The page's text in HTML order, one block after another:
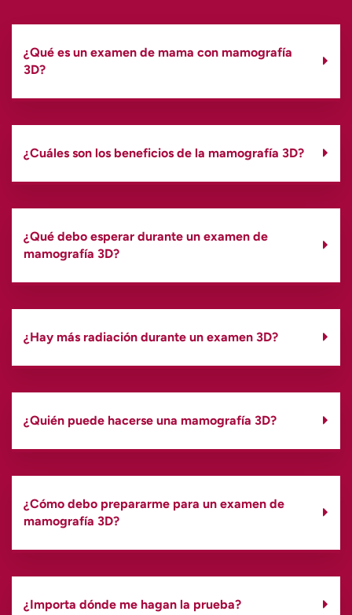
¿Qué es un examen de mama con mamografía
3D?
¿Cuáles son los beneficios de la mamografía 3D?
¿Qué debo esperar durante un examen de
mamografía 3D?
¿Hay más radiación durante un examen 3D?
¿Quién puede hacerse una mamografía 3D?
¿Cómo debo prepararme para un examen de
mamografía 3D?
¿Importa dónde me hagan la prueba?